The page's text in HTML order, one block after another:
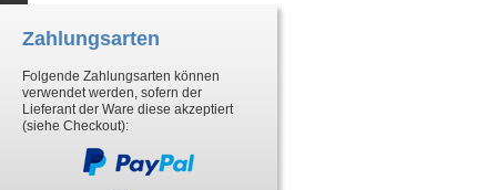
Zahlungsarten
Folgende Zahlungsarten können
verwendet werden, sofern der
Lieferant der Ware diese akzeptiert
(siehe Checkout):